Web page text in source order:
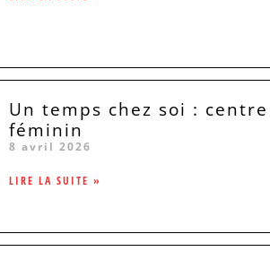
Un temps chez soi :
féminin
8 avril 2026
LIRE LA SUITE »